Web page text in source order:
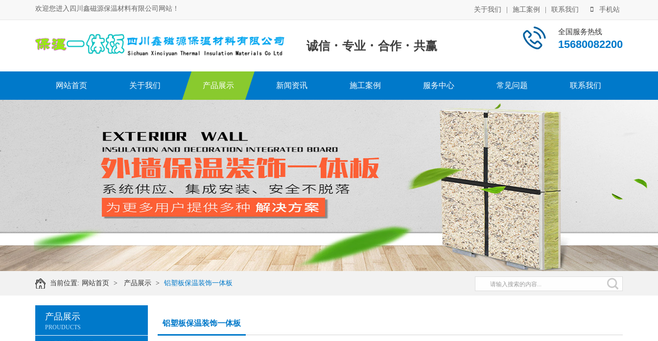
欢迎您进入四川鑫磁源保温材料有限公司网站！ 关于我们 施工案例 联系我们 手机站
诚信 · 专业 · 合作 · 共赢
全国服务热线
15680082200
网站首页 关于我们 产品展示 新闻资讯 施工案例 服务中心 常见问题 联系我们
当前位置: 网站首页 > 产品展示 > 铝塑板保温装饰一体板
产品展示
PROUDUCTS 铝塑板保温装饰一体板